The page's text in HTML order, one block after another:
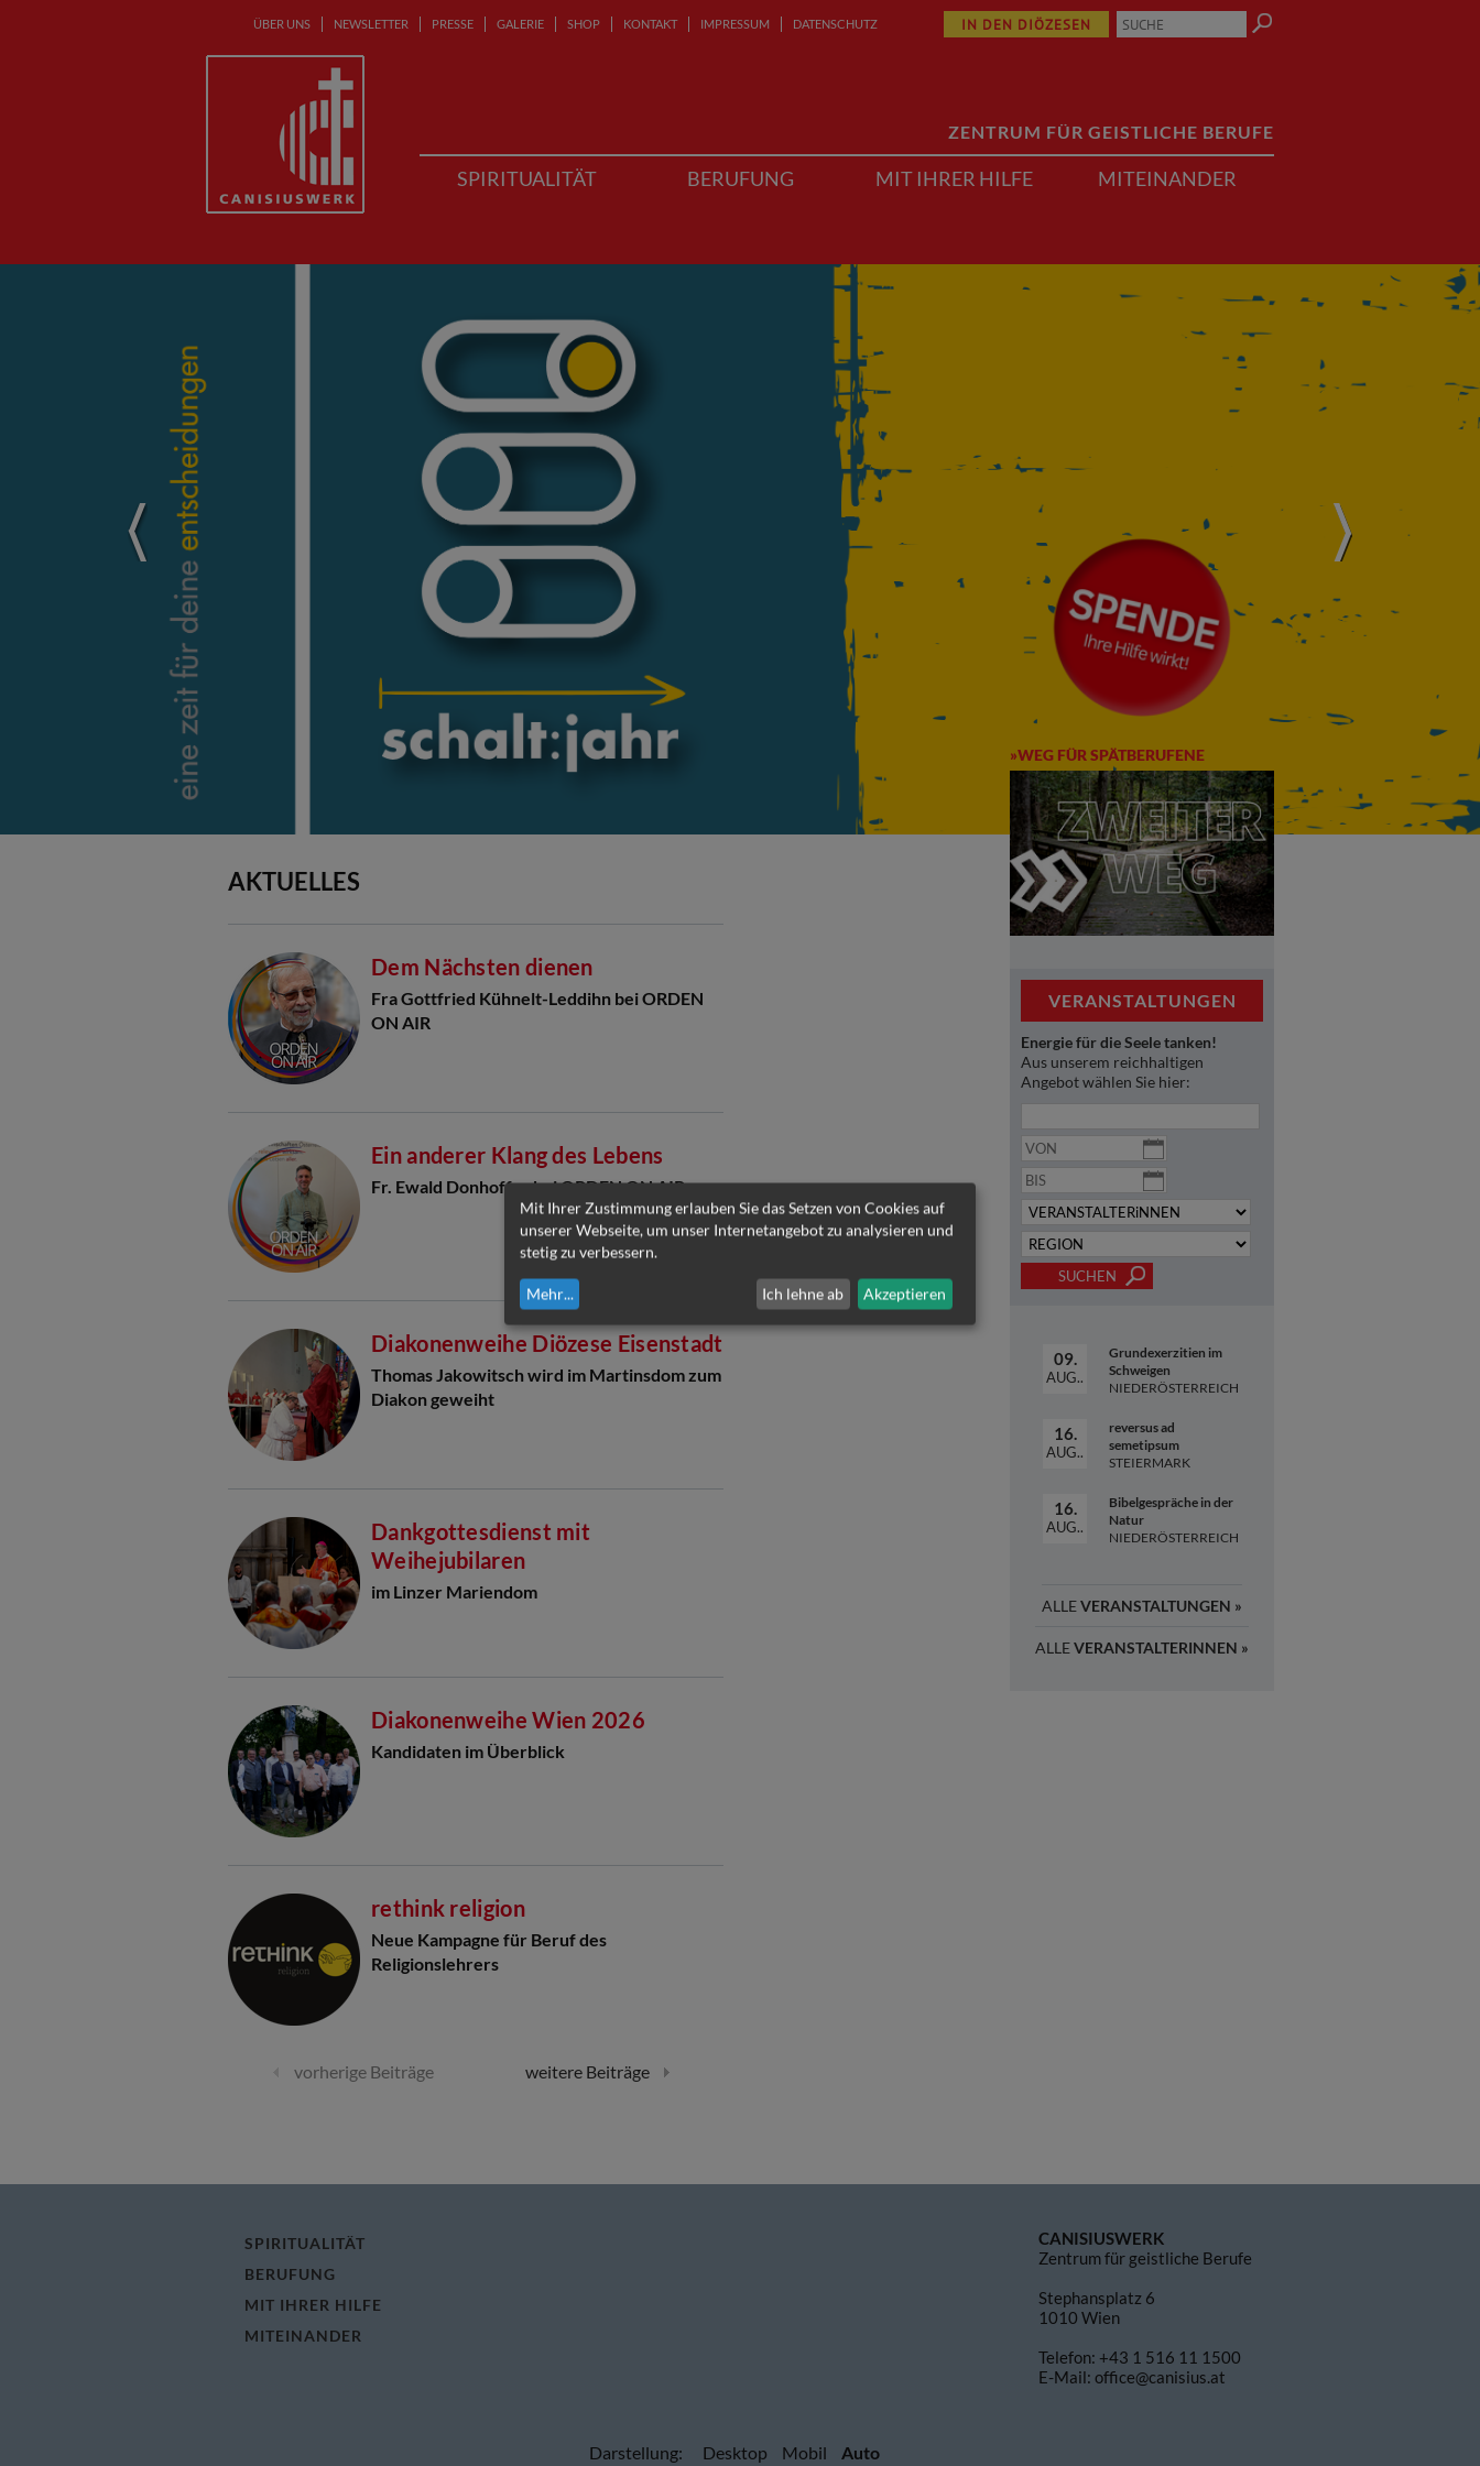
IN DEN DIÖZESEN
ÜBER UNS NEWSLETTER PRESSE GALERIE SHOP KONTAKT IMPRESSUM DATENSCHUTZ
ZENTRUM FÜR GEISTLICHE BERUFE
SPIRITUALITÄT BERUFUNG MIT IHRER HILFE MITEINANDER
»WEG FÜR SPÄTBERUFENE
VERANSTALTUNGEN
Energie für die Seele tanken!
Aus unserem reichhaltigen
Angebot wählen Sie hier:
09.
AUG..
Grundexerzitien im
Schweigen
NIEDERÖSTERREICH
16.
AUG..
reversus ad
semetipsum
STEIERMARK
16.
AUG..
Bibelgespräche in der
Natur
NIEDERÖSTERREICH
ALLEVERANSTALTUNGEN »
ALLEVERANSTALTERINNEN »
AKTUELLES
Dem Nächsten dienen
Fra Gottfried Kühnelt-Leddihn bei ORDEN
ON AIR
Ein anderer Klang des Lebens
Fr. Ewald Donhoffer bei ORDEN ON AIR
Diakonenweihe Diözese Eisenstadt
Thomas Jakowitsch wird im Martinsdom zum
Diakon geweiht
Dankgottesdienst mit
Weihejubilaren
im Linzer Mariendom
Diakonenweihe Wien 2026
Kandidaten im Überblick
rethink religion
Neue Kampagne für Beruf des
Religionslehrers
vorherige Beiträge weitere Beiträge
SPIRITUALITÄT
BERUFUNG
MIT IHRER HILFE
MITEINANDER
CANISIUSWERK
Zentrum für geistliche Berufe
Stephansplatz 6
1010 Wien
Telefon: +43 1 516 11 1500
E-Mail: office@canisius.at
Darstellung: Desktop Mobil Auto
Mit Ihrer Zustimmung erlauben Sie das Setzen von Cookies auf
unserer Webseite, um unser Internetangebot zu analysieren und
stetig zu verbessern.
Mehr... Ich lehne ab Akzeptieren